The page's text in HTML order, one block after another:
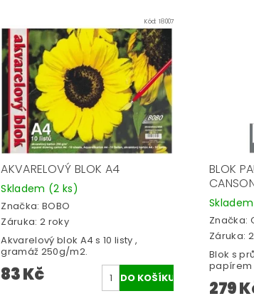
Kód: 18007
AKVARELOVÝ BLOK A4
Skladem (2 ks)
Značka: BOBO
Záruka: 2 roky
Akvarelový blok A4 s 10 listy ,
gramáž 250g/m2.
83 Kč
BLOK
Skladem
Značka:
Záruka:
Blok s
papírem
279